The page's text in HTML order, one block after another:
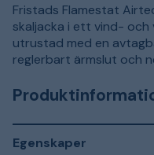
Fristads Flamestat
skaljacka i ett vind-
utrustad med en
reglerbart ärmslut och
Egenskaper